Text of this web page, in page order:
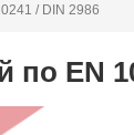
/ DIN 2986
EN